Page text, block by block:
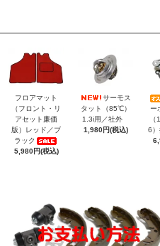
フロアマット
（フロント・リ
アセット廉価
版）レッド／ブ
ラック
5,980円(税込)
サーモス
タット（85℃）
1.3i用／社外
1,980円(税込)
ー
6